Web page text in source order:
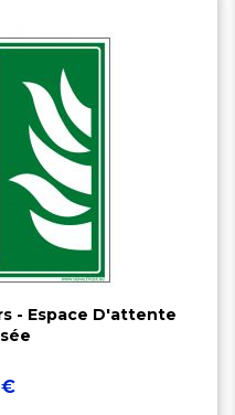
- Espace D'attente
€